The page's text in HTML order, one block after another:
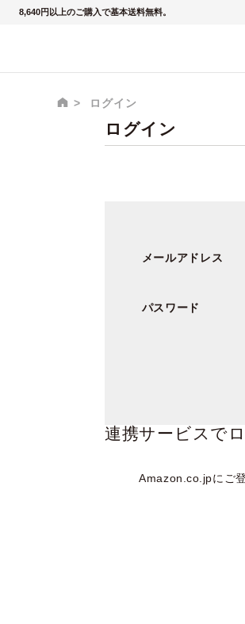
8,640円以上のご購入で基本送料無料。
ログイン
ログイン
メールアドレス
パスワード
連携サービスで
Amazon.co.jpにご